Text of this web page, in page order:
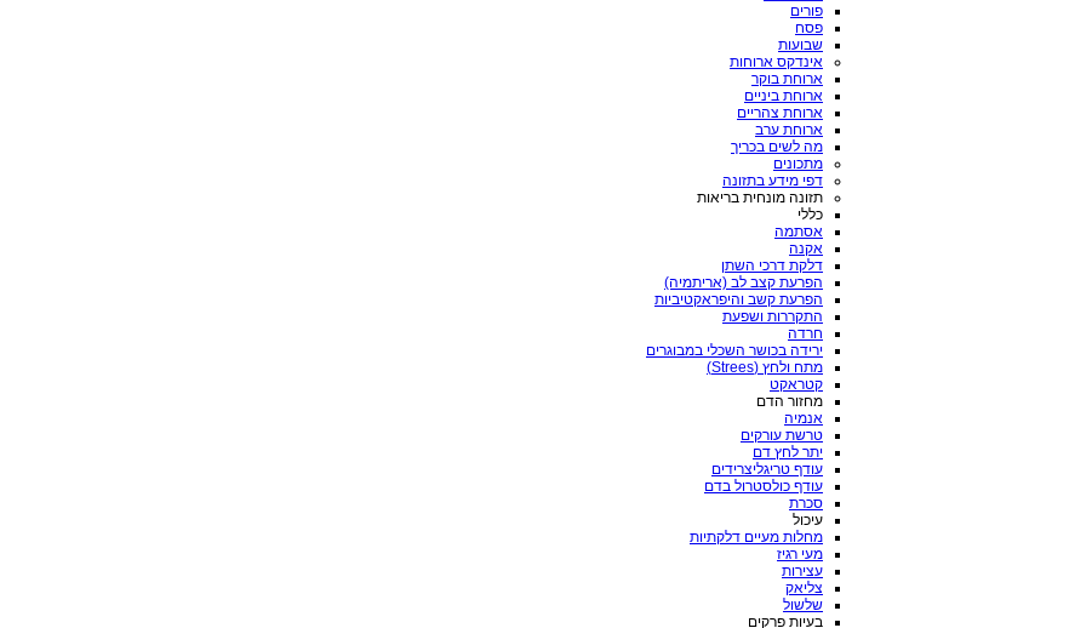
פורים
פסח
שבועות
אינדקס ארוחות
ארוחת בוקר
ארוחת ביניים
ארוחת צהריים
ארוחת ערב
מה לשים בכריך
מתכונים
דפי מידע בתזונה
תזונה מונחית בריאות
כללי
אסתמה
אקנה
דלקת דרכי השתן
הפרעת קצב לב (אריתמיה)
הפרעת קשב והיפראקטיביות
התקררות ושפעת
חרדה
ירידה בכושר השכלי במבוגרים
מתח ולחץ (Strees)
קטראקט
מחזור הדם
אנמיה
טרשת עורקים
יתר לחץ דם
עודף טריגליצרידים
עודף כולסטרול בדם
סכרת
עיכול
מחלות מעיים דלקתיות
מעי רגיז
עצירות
צליאק
שלשול
בעיות פרקים